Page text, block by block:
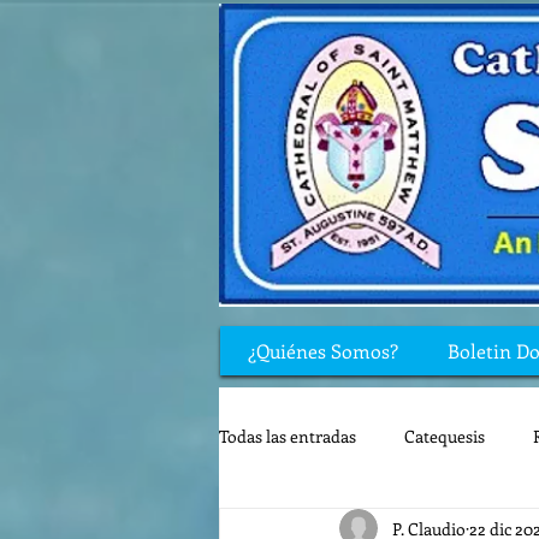
¿Quiénes Somos? Boletin
Todas las entradas Catequesis
Rincón de los niños Biblia
P. Claudio 22 dic